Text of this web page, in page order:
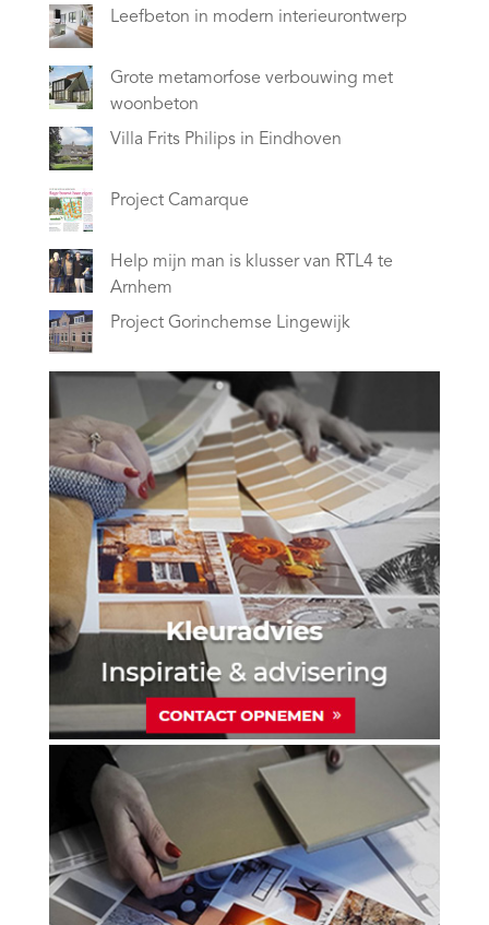
Leefbeton in modern interieurontwerp
Grote metamorfose verbouwing met
woonbeton
Villa Frits Philips in Eindhoven
Project Camarque
Help mijn man is klusser van RTL4 te
Arnhem
Project Gorinchemse Lingewijk